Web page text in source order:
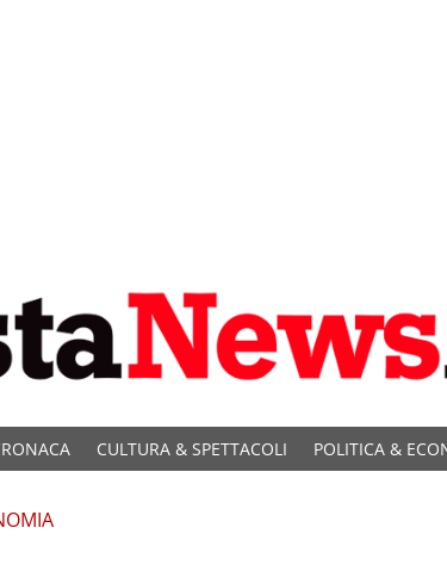
CULTURA & SPETTACOLI POLITICA &